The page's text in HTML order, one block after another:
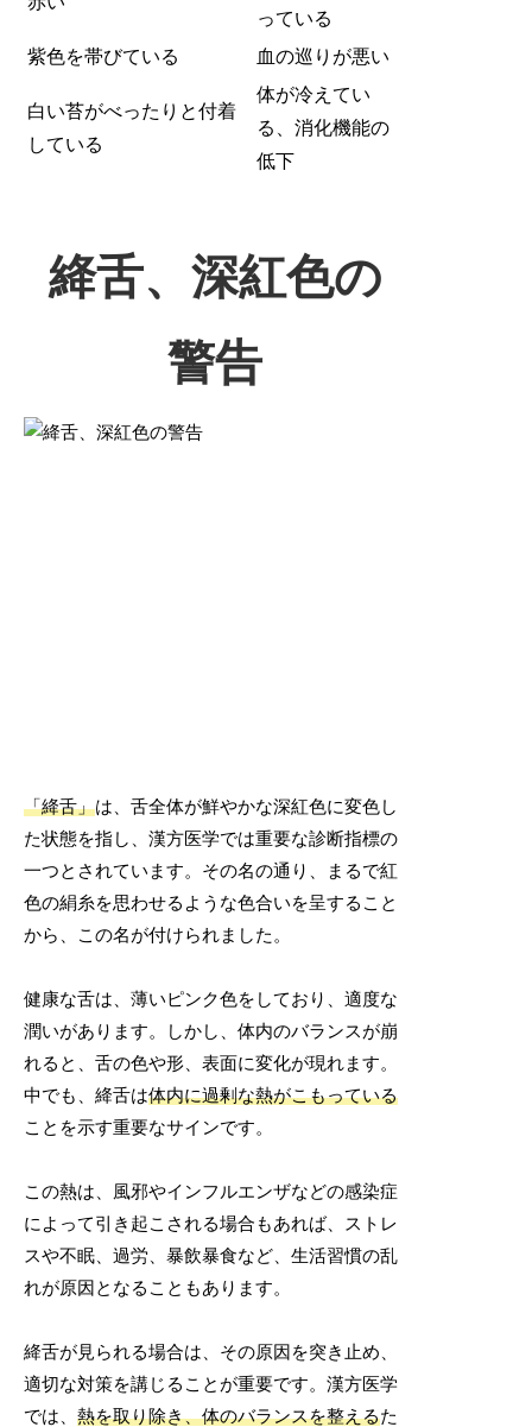
っている
紫色を帯びている
血の巡りが悪い
白い苔がべったりと付着
している
体が冷えてい
る、消化機能の
低下
絳舌、深紅色の
警告
「絳舌」は、舌全体が鮮やかな深紅色に変色し
た状態を指し、漢方医学では重要な診断指標の
一つとされています。その名の通り、まるで紅
色の絹糸を思わせるような色合いを呈すること
から、この名が付けられました。
健康な舌は、薄いピンク色をしており、適度な
潤いがあります。しかし、体内のバランスが崩
れると、舌の色や形、表面に変化が現れます。
中でも、絳舌は体内に過剰な熱がこもっている
ことを示す重要なサインです。
この熱は、風邪やインフルエンザなどの感染症
によって引き起こされる場合もあれば、ストレ
スや不眠、過労、暴飲暴食など、生活習慣の乱
れが原因となることもあります。
絳舌が見られる場合は、その原因を突き止め、
適切な対策を講じることが重要です。漢方医学
では、熱を取り除き、体のバランスを整えるた